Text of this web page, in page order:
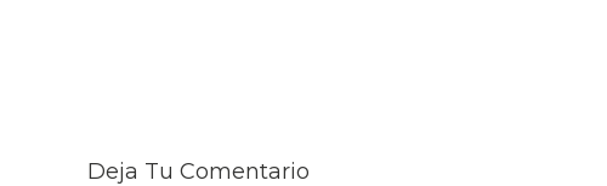
Deja Tu Comentario